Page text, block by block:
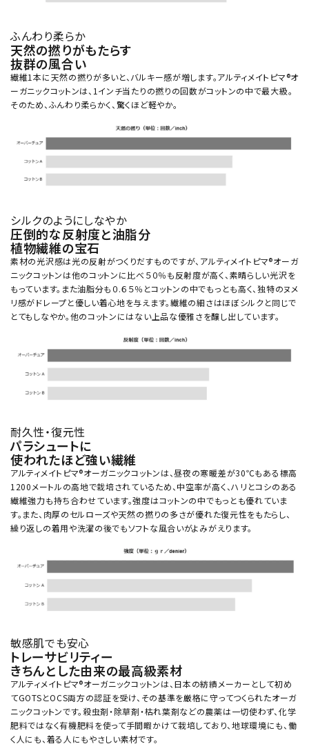
ふんわり柔らか
天然の撚りがもたらす
抜群の風合い
繊維1本に天然の撚りが多いと、バルキー感が増します。アルティメイトピマ®オ
ーガニックコットンは、1インチ当たりの撚りの回数がコットンの中で最大級。
そのため、ふんわり柔らかく、驚くほど軽やか。
シルクのようにしなやか
圧倒的な反射度と油脂分
植物繊維の宝石
素材の光沢感は光の反射がつくりだすものですが、アルティメイトピマ®オーガ
ニックコットンは他のコットンに比べ５０％も反射度が高く、素晴らしい光沢を
もっています。また油脂分も０.６５％とコットンの中でもっとも高く、独特のヌメ
リ感がドレープと優しい着心地を与えます。繊維の細さはほぼシルクと同じで
とてもしなやか。他のコットンにはない上品な優雅さを醸し出しています。
耐久性・復元性
パラシュートに
使われたほど強い繊維
アルティメイトピマ®オーガニックコットンは、昼夜の寒暖差が30℃もある標高
1200メートルの高地で栽培されているため、中空率が高く、ハリとコシのある
繊維強力も持ち合わせています。強度はコットンの中でもっとも優れていま
す。また、肉厚のセルローズや天然の撚りの多さが優れた復元性をもたらし、
繰り返しの着用や洗濯の後でもソフトな風合いがよみがえります。
敏感肌でも安心
トレーサビリティー
きちんとした由来の最高級素材
アルティメイトピマ®オーガニックコットンは、日本の紡績メーカーとして初め
てGOTSとOCS両方の認証を受け、その基準を厳格に守ってつくられたオーガ
ニックコットンです。殺虫剤・除草剤・枯れ葉剤などの農薬は一切使わず、化学
肥料ではなく有機肥料を使って手間暇かけて栽培しており、地球環境にも、働
く人にも、着る人にもやさしい素材です。